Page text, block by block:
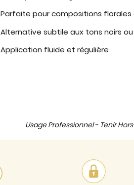
Parfaite pour compositions
Alternative subtile aux tons noirs
Application fluide et régulière
Usage Professionnel - Tenir